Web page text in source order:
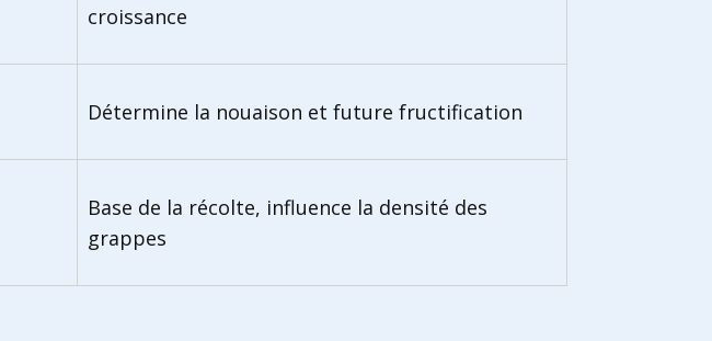
croissance
Détermine la nouaison et future fructification
Base de la récolte, influence la densité des
grappes